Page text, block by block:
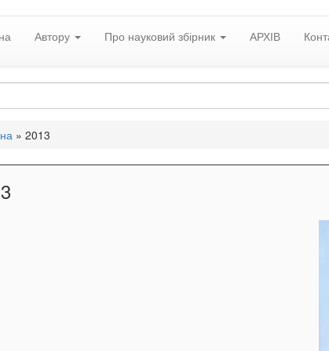
Автору Про науковий збірник АРХІВ
» 2013